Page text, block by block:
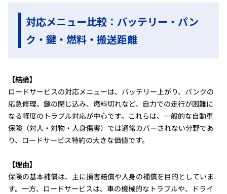
対応メニュー比較：バッテリー・パン
ク・鍵・燃料・搬送距離
【結論】
ロードサービスの対応メニューは、バッテリー上がり、パンクの
応急修理、鍵の閉じ込み、燃料切れなど、自力での走行が困難に
なる軽度のトラブル対応が中心です。これらは、一般的な自動車
保険（対人・対物・人身傷害）では通常カバーされない分野であ
り、ロードサービス特約の大きな価値です。
【理由】
保険の基本補償は、主に損害賠償や人身の補償を目的としていま
す。一方、ロードサービスは、車の機械的なトラブルや、ドライ